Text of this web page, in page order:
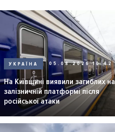
УКРАЇНА 05.08.2026 10:42
На Київщині виявили загиблих на
залізничній платформі після
російської атаки